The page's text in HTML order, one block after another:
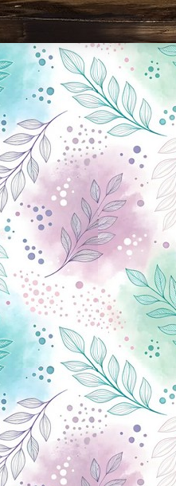
події в Чернігові: політика, економіка, аналітика, культура, відеоновини, екологія, спортивний Чернігів, туризм, Чернігів